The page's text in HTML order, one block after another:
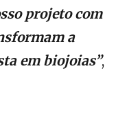
projeto com
a
em biojoias”,